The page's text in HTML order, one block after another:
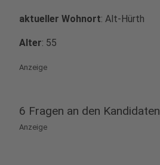
aktueller Wohnort: Alt-Hürth
Alter: 55
Anzeige
6 Fragen an den Kandidaten
Anzeige